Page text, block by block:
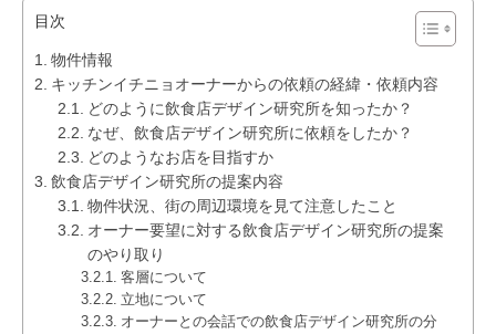
目次
物件情報
キッチンイチニョオーナーからの依頼の経緯・依頼内容
どのように飲食店デザイン研究所を知ったか？
なぜ、飲食店デザイン研究所に依頼をしたか？
どのようなお店を目指すか
飲食店デザイン研究所の提案内容
物件状況、街の周辺環境を見て注意したこと
オーナー要望に対する飲食店デザイン研究所の提案
のやり取り
客層について
立地について
オーナーとの会話での飲食店デザイン研究所の分